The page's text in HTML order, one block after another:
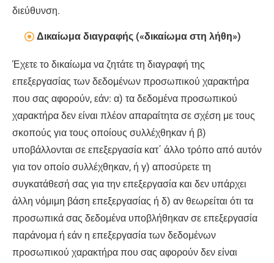
διεύθυνση.
Δικαίωμα διαγραφής («δικαίωμα στη λήθη»)
Έχετε το δικαίωμα να ζητάτε τη διαγραφή της
επεξεργασίας των δεδομένων προσωπικού χαρακτήρα
που σας αφορούν, εάν: α) τα δεδομένα προσωπικού
χαρακτήρα δεν είναι πλέον απαραίτητα σε σχέση με τους
σκοπούς για τους οποίους συλλέχθηκαν ή β)
υποβάλλονται σε επεξεργασία κατ΄ άλλο τρόπο από αυτόν
για τον οποίο συλλέχθηκαν, ή γ) αποσύρετε τη
συγκατάθεσή σας για την επεξεργασία και δεν υπάρχει
άλλη νόμιμη βάση επεξεργασίας ή δ) αν θεωρείται ότι τα
προσωπικά σας δεδομένα υποβλήθηκαν σε επεξεργασία
παράνομα ή εάν η επεξεργασία των δεδομένων
προσωπικού χαρακτήρα που σας αφορούν δεν είναι